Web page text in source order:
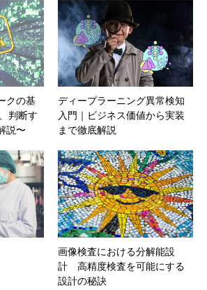
クの基
判断す
説〜
ディープラーニング異常検知
入門｜ビジネス価値から実装
まで徹底解説
画像検査における分解能設
計 高精度検査を可能にする
設計の秘訣